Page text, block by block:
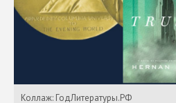
Коллаж: ГодЛитературы.РФ